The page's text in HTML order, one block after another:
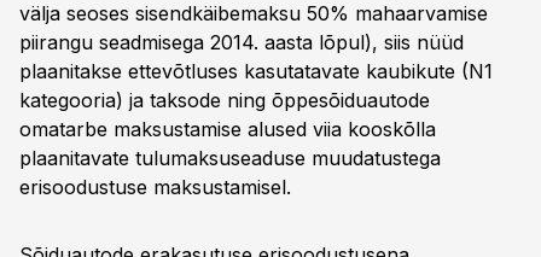
välja seoses sisendkäibemaksu 50% mahaarvamise
piirangu seadmisega 2014. aasta lõpul), siis nüüd
plaanitakse ettevõtluses kasutatavate kaubikute (N1
kategooria) ja taksode ning õppesõiduautode
omatarbe maksustamise alused viia kooskõlla
plaanitavate tulumaksuseaduse muudatustega
erisoodustuse maksustamisel.